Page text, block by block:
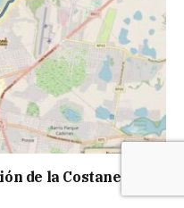
de la Costanera: de